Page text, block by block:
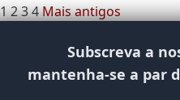
1234Mais antigos
Subscreva a
mantenha-se a par